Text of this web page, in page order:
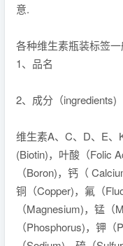
意.
各种维生素瓶装标签一
1、品名
2、成分（ingredients)
维生素A、C、D、E
(Biotin)，叶酸（Folic
（Boron)，钙（
铜（Copper)，氟（
（Magnesium)，锰
（Phosphorus)，钾